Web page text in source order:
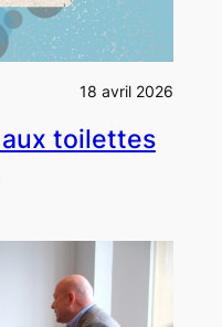
18 avril 2026
toilettes